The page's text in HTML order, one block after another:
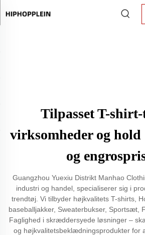
Tilpasset T-
virksomheder og
og
Guangzhou Yuexiu Distrikt Manhao
industri og handel, specialiserer sig i
trendtøj. Vi tilbyder højkvalitets T-shirts,
baseballjakker, Sweaterbukser, Sportsæt,
Faglighed i skræddersyede løsninger –
og højkvalitetsbeklædningsprodukter for